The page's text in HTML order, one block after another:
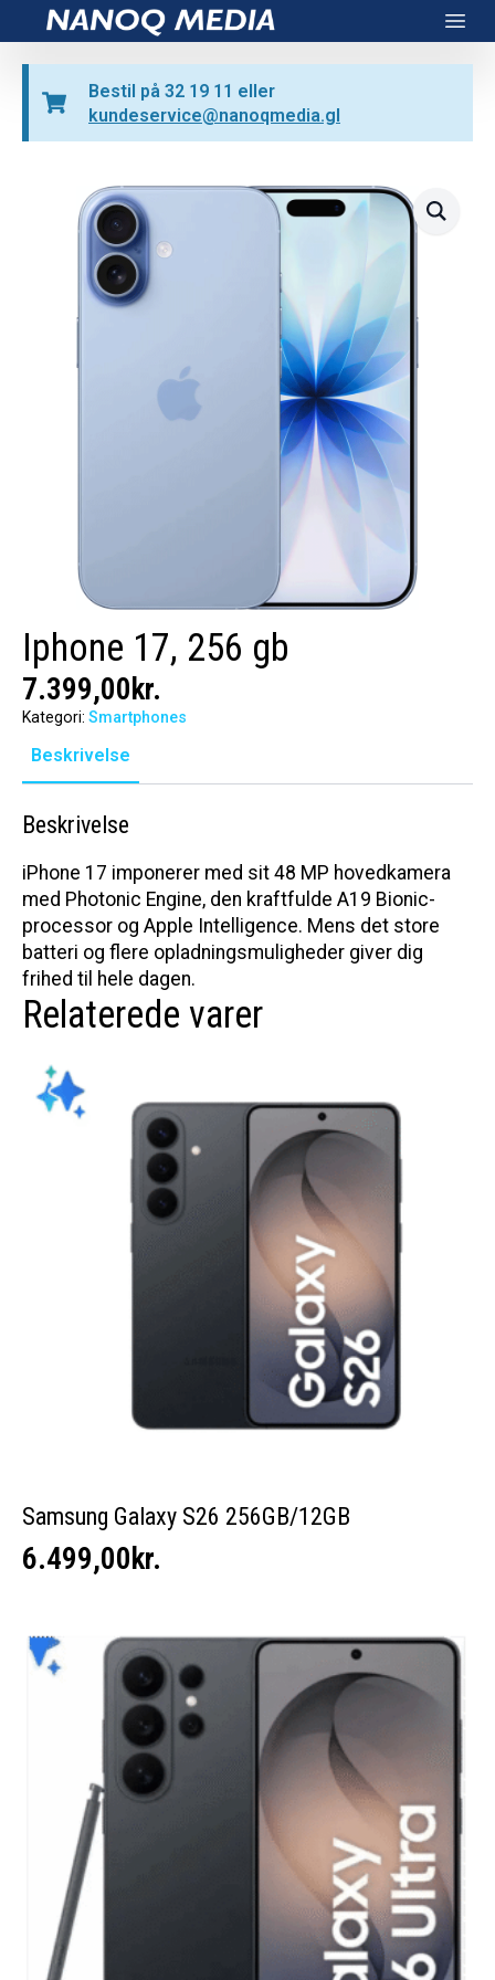
Nanoq Media
Bestil på 32 19 11 eller
kundeservice@nanoqmedia.gl
Iphone 17, 256 gb
7.399,00kr.
Kategori: Smartphones
Beskrivelse
Beskrivelse
iPhone 17 imponerer med sit 48 MP hovedkamera
med Photonic Engine, den kraftfulde A19 Bionic-
processor og Apple Intelligence. Mens det store
batteri og flere opladningsmuligheder giver dig
frihed til hele dagen.
Relaterede varer
Samsung Galaxy S26 256GB/12GB
6.499,00kr.